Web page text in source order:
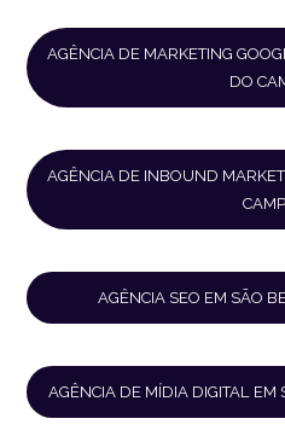
AGÊNCIA DE MARKETING
DO
AGÊNCIA DE INBOUND
AGÊNCIA SEO EM SÃO
AGÊNCIA DE MÍDIA DIGITAL